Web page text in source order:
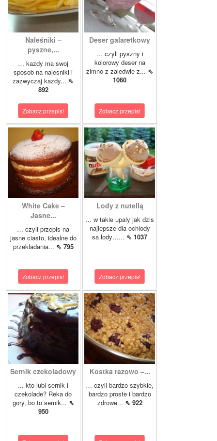
Naleśniki –
pyszne,...
… kazdy ma swoj
sposob na nalesniki i
zazwyczaj kazdy... ⇖
892
Zobacz przepis!
Deser galaretkowy
… czyli pyszny i
kolorowy deser na
zimno z zaledwie z... ⇖
1060
Zobacz przepis!
White Cake –
Jasne...
… czyli przepis na
jasne ciasto, idealne do
przekladania... ⇖ 795
Zobacz przepis!
Lody z nutellą
… w takie upaly jak dzis
najlepsze dla ochlody
sa lody…... ⇖ 1037
Zobacz przepis!
Sernik czekoladowy
... kto lubi sernik i
czekolade? Reka do
gory, bo to sernik... ⇖
950
Kostka razowo –...
… czyli bardzo szybkie,
bardzo proste i bardzo
zdrowe... ⇖ 922